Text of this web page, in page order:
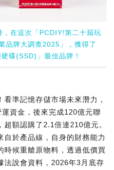
，在這次「PCDIY!第二十屆玩
品牌大調查2025」，獲得了
碟(SSD)」最佳品牌！
準記憶存儲市場未來潛力，
資金，後來完成120億元聯
額認購了2.1倍達210億元。
於產品線，自身的財務能力
時候重艙原物料，透過低價買
法說會資料，2026年3月底存